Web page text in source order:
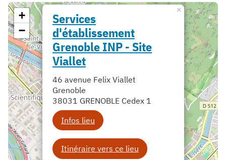
Services
d'établissement
Grenoble INP - Site
Viallet
46 avenue Felix Viallet
Grenoble
38031 GRENOBLE Cedex 1
Infos lieu
Itinéraire vers ce lieu
×
+
−